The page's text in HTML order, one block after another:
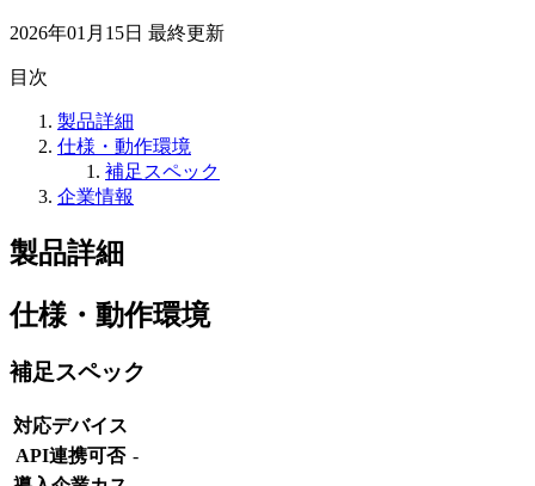
2026年01月15日 最終更新
目次
製品詳細
仕様・動作環境
補足スペック
企業情報
製品詳細
仕様・動作環境
補足スペック
対応デバイス
API連携可否 -